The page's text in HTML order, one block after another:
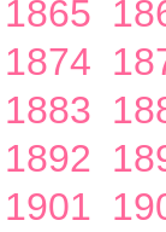
1865
1874
1883
1892
1901